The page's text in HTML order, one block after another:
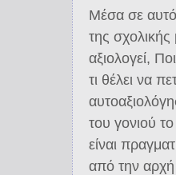
Μέσα σε αυτό
της
αξιολογεί,
τι θέλει να
του γονιού
είναι
από την αρχή